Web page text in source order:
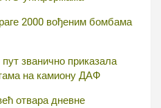
2000 вођеним бомбама
пут званично приказала
на камиону ДАФ
отвара дневне